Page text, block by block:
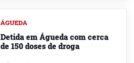
ÁGUEDA
Detida em Águeda com cerca
de 150 doses de droga